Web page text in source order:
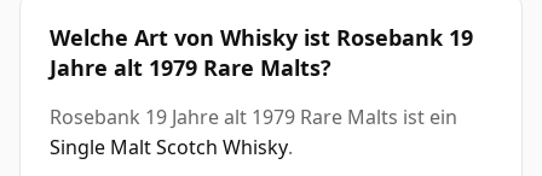
Welche Art von Whisky ist Rosebank 19
Jahre alt 1979 Rare Malts?
Rosebank 19 Jahre alt 1979 Rare Malts ist ein
Single Malt Scotch Whisky.